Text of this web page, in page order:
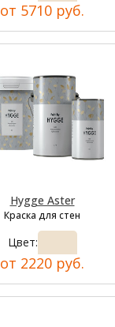
от 5710 руб.
Hygge Aster
Краска для стен
Цвет:
от 2220 руб.